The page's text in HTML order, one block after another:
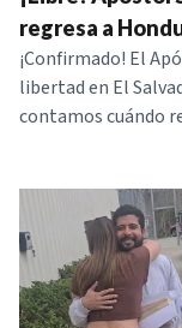
regresa a
​¡Confirmado! El
libertad en El
contamos cuándo